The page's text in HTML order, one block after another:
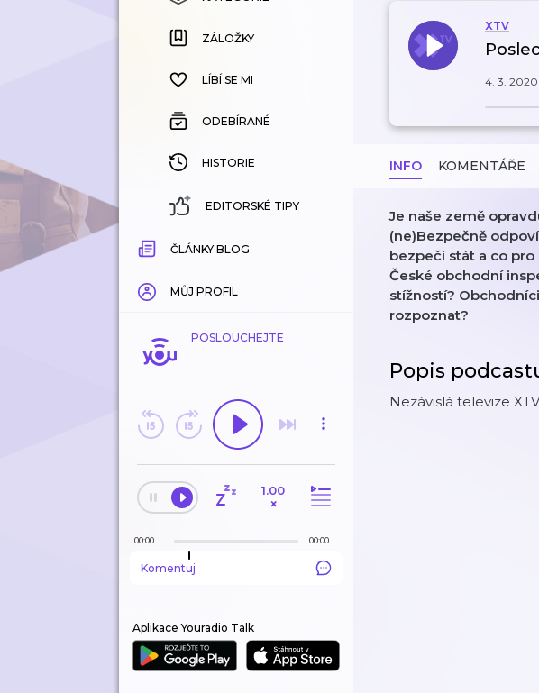
ZÁLOŽKY
HISTORIE
ZÁLOŽKY
LÍBÍ SE MI
ODEBÍRANÉ
HISTORIE
EDITORSKÉ TIPY
ČLÁNKY BLOG
MŮJ PROFIL
POSLOUCHEJTE
1.00
×
00:00 00:00
Komentuj
Aplikace Youradio Talk
XTV
4. 3. 2020
INFO KOMENTÁŘE
Je naše země
(ne)Bezpečně
bezpečí stát a co
České obchodní
stížností?
rozpoznat?
Popis
Nezávislá televize XTV